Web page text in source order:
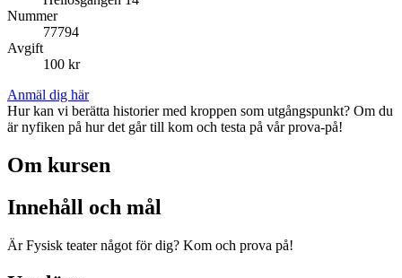
Nummer
77794
Avgift
100 kr
Anmäl dig här
Hur kan vi berätta historier med kroppen som utgångspunkt? Om du
är nyfiken på hur det går till kom och testa på vår prova-på!
Om kursen
Innehåll och mål
Är Fysisk teater något för dig? Kom och prova på!